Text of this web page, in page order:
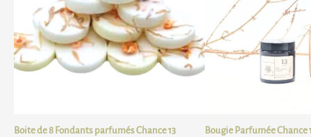
Boite de 8 Fondants parfumés Chance 13 Bougie Parfumée Chance